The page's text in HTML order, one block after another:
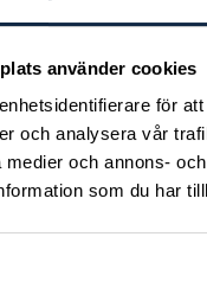
använder cookies
för
och analysera vår
medier och annons-
som du har
drömring för
igenom
stil och smak.